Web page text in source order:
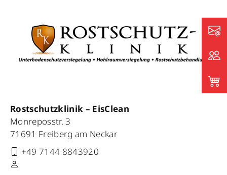
Rostschutzklinik – EisClean
Monreposstr. 3
71691 Freiberg am Neckar
+49 7144 8843920